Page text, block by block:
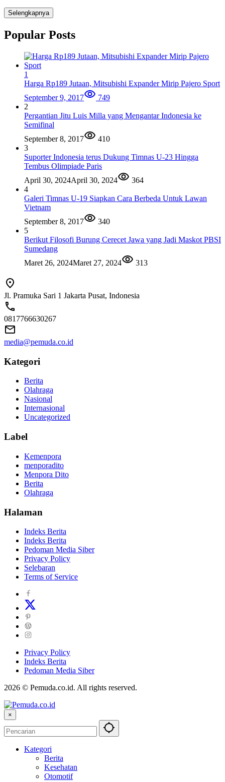
Selengkapnya
Popular Posts
1
Harga Rp189 Jutaan, Mitsubishi Expander Mirip Pajero Sport
September 9, 2017
749
2
Pergantian Jitu Luis Milla yang Mengantar Indonesia ke
Semifinal
September 8, 2017
410
3
Suporter Indonesia terus Dukung Timnas U-23 Hingga
Tembus Olimpiade Paris
April 30, 2024April 30, 2024
364
4
Galeri Timnas U-19 Siapkan Cara Berbeda Untuk Lawan
Vietnam
September 8, 2017
340
5
Berikut Filosofi Burung Cerecet Jawa yang Jadi Maskot PBSI
Sumedang
Maret 26, 2024Maret 27, 2024 313
Jl. Pramuka Sari 1 Jakarta Pusat, Indonesia
0817766630267
media@pemuda.co.id
Kategori
Berita
Olahraga
Nasional
Internasional
Uncategorized
Label
Kemenpora
menporadito
Menpora Dito
Berita
Olahraga
Halaman
Indeks Berita
Indeks Berita
Pedoman Media Siber
Privacy Policy
Selebaran
Terms of Service
Privacy Policy
Indeks Berita
Pedoman Media Siber
2026 © Pemuda.co.id. All rights reserved.
×
Kategori
Berita
Kesehatan
Otomotif